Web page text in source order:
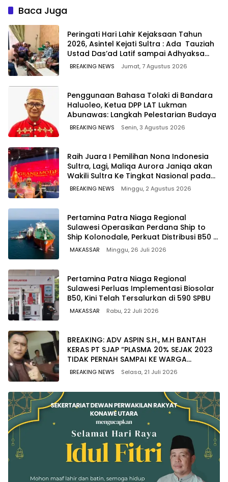
590 SPBU
Baca Juga
Peringati Hari Lahir Kejaksaan Tahun
2026, Asintel Kejati Sultra : Ada Tauziah
Ustad Das’ad Latif sampai Adhyaksa
Run
BREAKING NEWS Jumat, 7 Agustus 2026
Penggunaan Bahasa Tolaki di Bandara
Haluoleo, Ketua DPP LAT Lukman
Abunawas: Langkah Pelestarian Budaya
BREAKING NEWS Senin, 3 Agustus 2026
‎Raih Juara I Pemilihan Nona Indonesia
Sultra, Lagi, Maliqa Aurora Janiqa akan
Wakili Sultra Ke Tingkat Nasional pada
Pemilihan NONA Indonesia
BREAKING NEWS Minggu, 2 Agustus 2026
Pertamina Patra Niaga Regional
Sulawesi Operasikan Perdana Ship to
Ship Kolonodale, Perkuat Distribusi B50 di
Kawasan Timur Sulawesi
MAKASSAR Minggu, 26 Juli 2026
Pertamina Patra Niaga Regional
Sulawesi Perluas Implementasi Biosolar
B50, Kini Telah Tersalurkan di 590 SPBU
MAKASSAR Rabu, 22 Juli 2026
BREAKING: ADV ASPIN S.H., M.H BANTAH
KERAS PT SJAP “PLASMA 20% SEJAK 2023
TIDAK PERNAH SAMPAI KE WARGA
WAWOONE!
BREAKING NEWS Selasa, 21 Juli 2026